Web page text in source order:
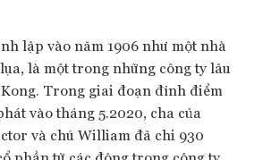
lập vào năm 1906 như một nhà
là một trong những công ty lâu
Trong giai đoạn đỉnh điểm
vào tháng 5.2020, cha của
và chú William đã chi 930